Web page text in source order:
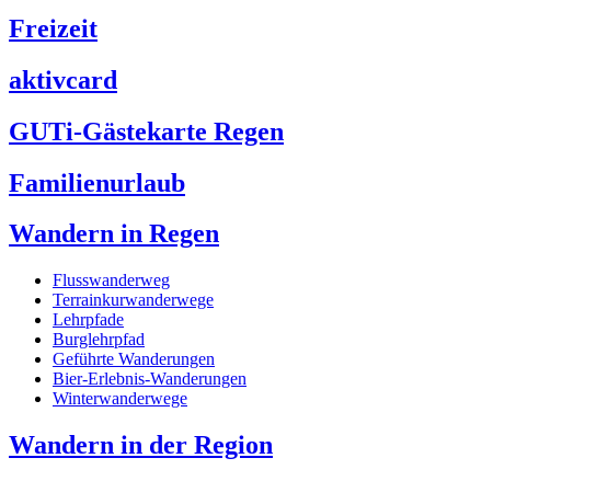
Freizeit
aktivcard
GUTi-Gästekarte Regen
Familienurlaub
Wandern in Regen
Flusswanderweg
Terrainkurwanderwege
Lehrpfade
Burglehrpfad
Geführte Wanderungen
Bier-Erlebnis-Wanderungen
Winterwanderwege
Wandern in der Region